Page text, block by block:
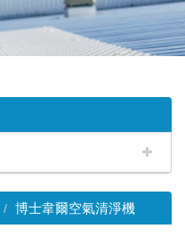
博士韋爾空氣清淨機